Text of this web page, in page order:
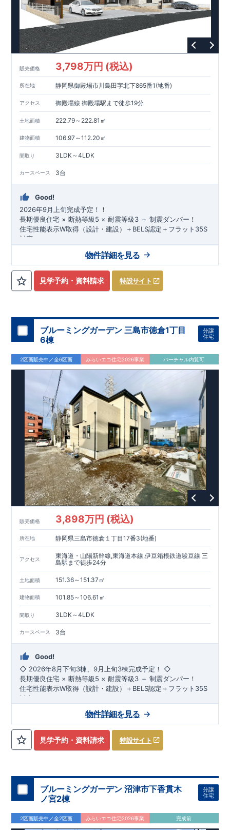
■ 『対面式キッチン』で家族の会話が弾む！
■ 『食器洗浄乾燥機』など機能的な設備！
■ 『豊富な収納スペース』を標準搭載！
◇ ブルーミングガーデンのこだわり ◇
【 全棟自社一貫体制 】
設計・施工・営業が一貫。不要な中間マージンを抑え、コスト
ダウンを実現。
【 耐震等級3取得 】
ランク「3」を取得。建築基準法の1.5倍の耐震力。
【 住宅性能評価ダブル取得 】
設計段階・建設段階で第三者機関による検査を実施し、品質を
保証。
【 長期優良住宅 】
長期にわたる安心・快適な住まいを実現する住宅です。税制優
遇や中古市場での有利性も兼ね備えています。
【 充実のアフターサポート 】
お引渡し後、4回の無料点検と最長60年保証。グループ会社が
責任を持って対応。
■--■--■--■--■--■--■--■
現地案内 予約受付中！ 【先着販売】
まずはお気軽にお問合せください。
資料請求・お電話どちらも可能です。
三島営業所直通: 0120-1081-15
■--■--■--■--■--■--■--■
スマートフォンで見やすい特設サイトはこちら
https://www.e-blooming.com/bukken/79075022/
販売価格 3,798万円 (税込)
所在地 静岡県御殿場市川島田字北下865番1(地番)
アクセス 御殿場線 御殿場駅まで徒歩19分
土地面積 222.79～222.81㎡
建物面積 106.97～112.20㎡
間取り 3LDK～4LDK
カースペース 3台
Good!
2026年9月上旬完成予定！！
長期優良住宅 × 断熱等級5 × 耐震等級3 ＋ 制震ダンパー！
住宅性能表示W取得（設計・建設）＋BELS認定＋フラット35S
対応！
JR御殿場線「御殿場」駅まで徒歩19分
◆物件周辺環境◆
教育施設
玉穂第一保育園 約594m（徒歩8分）
朝日小学校 約1,700m（徒歩22分）
買い物施設
Aoki御殿場店 約347m（徒歩5分）
セブンイレブン御殿場川島田店 約534m（徒歩7分）
ファーマライズ薬局ぐみ沢店 約628m（徒歩8分）
あざみはら歯科医院 約325m（徒歩5分）
沼津信用金庫御殿場西支店 約424m（徒歩6分）
御殿場森之腰郵便局 約1,100m（徒歩14分）
◆この物件の魅力◆
◎便利で暮らしやすい環境
駅徒歩圏内で生活施設も充実。子育て世代も安心の教育・医
療環境が整っています。
◎快適な住空間
全棟こだわりの間取り設計で、家族みんなが快適に過ごせる
空間を提供。
◆ブルーミングガーデンのこだわり◆
◎全棟自社一貫体制
⇒設計・施工・営業を一貫管理。
不要な中間マージンを省き、高品質とコスト効率を両立。
◎耐震等級3取得
⇒建築基準法の1.5倍の耐震力を確保。
災害時も安心して暮らせる住宅です。
◎住宅性能評価ダブル取得
⇒設計段階・建設段階で第三者機関による検査を実施。
住宅の性能と品質の信頼性を保証します。
◎長期優良住宅
⇒長期にわたる安心・快適な住まいを実現する住宅です。
◎充実のアフターサポート
⇒お引渡し後、最大4回の無料点検と60年保証。
現地ご見学はご予約にて承っております。
■--■--■--■--■--■--■--■--■--■
先着販売
ご興味をお持ちいただけましたら、
どうぞお気軽にお問い合わせください。
資料請求・お電話いずれも可能です。
三島営業所直通: 0120-1081-15
■--■--■--■--■--■--■--■--■--■
見学予約・資料請求 特設サイト
物件詳細を見る
ブルーミングガーデン 三島市徳倉1丁目
6棟
分譲
住宅
2区画販売中／全6区画 みらいエコ住宅2026事業 バーチャル内覧可
販売価格 3,898万円 (税込)
所在地 静岡県三島市徳倉１丁目17番3(地番)
アクセス
東海道・山陽新幹線,東海道本線,伊豆箱根鉄道駿豆線 三
島駅まで徒歩24分
土地面積 151.36～151.37㎡
建物面積 101.85～106.61㎡
間取り 3LDK～4LDK
カースペース 3台
Good!
◇ 2026年8月下旬3棟、9月上旬3棟完成予定！ ◇
長期優良住宅 × 断熱等級5 × 耐震等級3 ＋ 制震ダンパー！
住宅性能表示W取得（設計・建設）＋BELS認定＋フラット35S
対応！
東海新幹線、JR東海道本線、伊豆箱根鉄道駿豆線「三島」駅ま
で徒歩24分
◇ 物件周辺環境 ◇
【 教育施設 】
徳倉小学校 約290m（徒歩4分）
北上中学校 約2,000m（徒歩25分）
【 買い物施設 】
ウエルシア三島徳倉店 約229m（徒歩3分）
ファミリーマート三島幸原店 約543m（徒歩7分）
見学予約・資料請求 特設サイト
物件詳細を見る
ブルーミングガーデン 沼津市下香貫木
ノ宮2棟
分譲
住宅
2区画販売中／全2区画 みらいエコ住宅2026事業 完成前